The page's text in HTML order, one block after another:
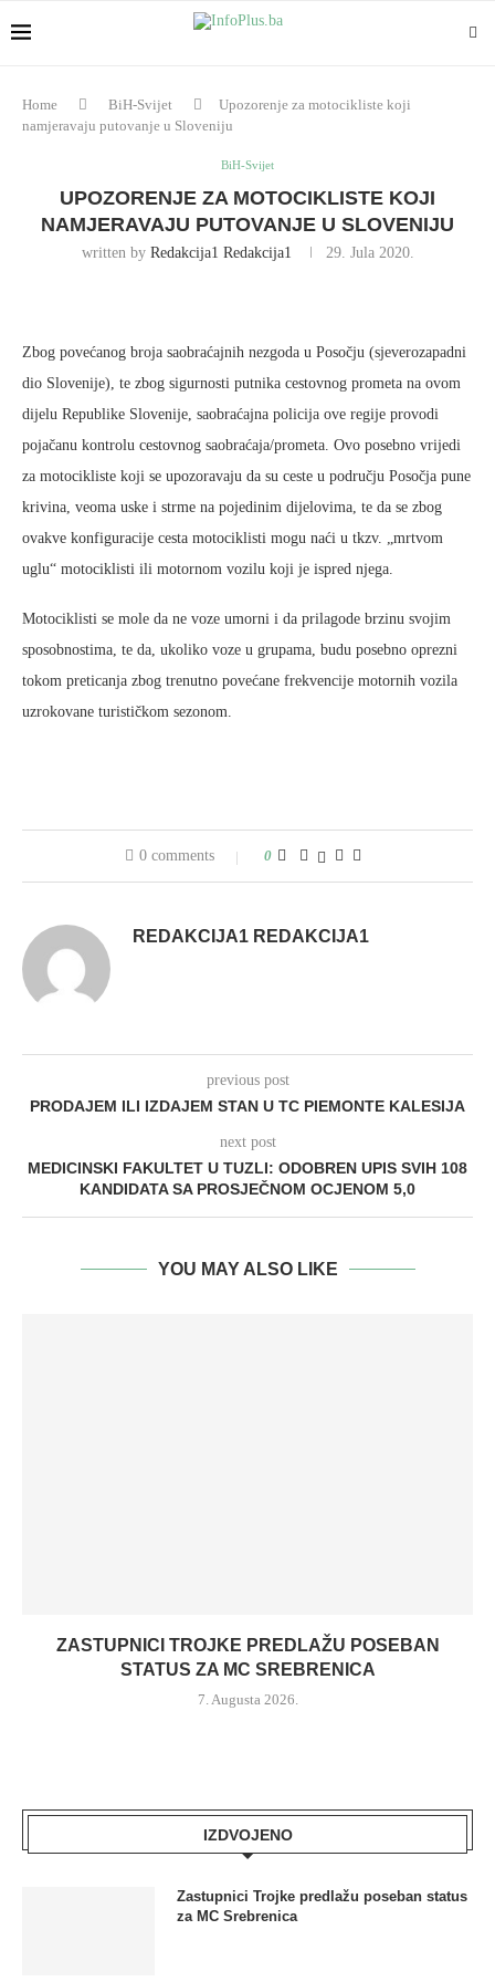
Home BiH-Svijet
Upozorenje za motocikliste koji
namjeravaju putovanje u Sloveniju
BiH-Svijet
UPOZORENJE ZA MOTOCIKLISTE KOJI
NAMJERAVAJU PUTOVANJE U SLOVENIJU
written by Redakcija1 Redakcija1 29. Jula 2020.
Zbog povećanog broja saobraćajnih nezgoda u Posočju (sjeverozapadni
dio Slovenije), te zbog sigurnosti putnika cestovnog prometa na ovom
dijelu Republike Slovenije, saobraćajna policija ove regije provodi
pojačanu kontrolu cestovnog saobraćaja/prometa. Ovo posebno vrijedi
za motocikliste koji se upozoravaju da su ceste u području Posočja pune
krivina, veoma uske i strme na pojedinim dijelovima, te da se zbog
ovakve konfiguracije cesta motociklisti mogu naći u tkzv. „mrtvom
uglu“ motociklisti ili motornom vozilu koji je ispred njega.
Motociklisti se mole da ne voze umorni i da prilagode brzinu svojim
sposobnostima, te da, ukoliko voze u grupama, budu posebno oprezni
tokom preticanja zbog trenutno povećane frekvencije motornih vozila
uzrokovane turističkom sezonom.
0 comments 0
REDAKCIJA1 REDAKCIJA1
previous post
PRODAJEM ILI IZDAJEM STAN U TC PIEMONTE KALESIJA
next post
MEDICINSKI FAKULTET U TUZLI: ODOBREN UPIS SVIH 108
KANDIDATA SA PROSJEČNOM OCJENOM 5,0
YOU MAY ALSO LIKE
ZASTUPNICI TROJKE PREDLAŽU POSEBAN
STATUS ZA MC SREBRENICA
7. Augusta 2026.
IZDVOJENO
Zastupnici Trojke predlažu poseban status
za MC Srebrenica